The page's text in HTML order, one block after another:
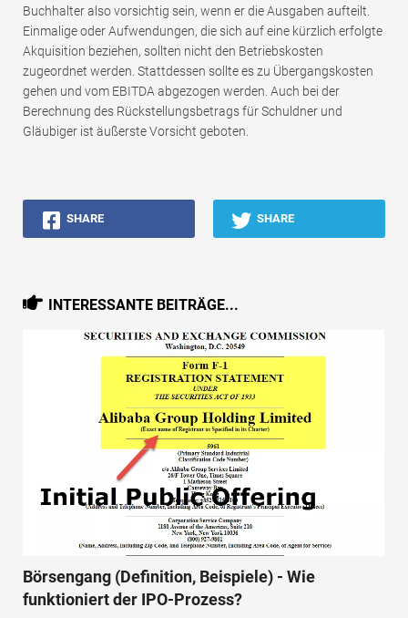
Buchhalter also vorsichtig sein, wenn er die Ausgaben aufteilt.
Einmalige oder Aufwendungen, die sich auf eine kürzlich erfolgte
Akquisition beziehen, sollten nicht den Betriebskosten
zugeordnet werden. Stattdessen sollte es zu Übergangskosten
gehen und vom EBITDA abgezogen werden. Auch bei der
Berechnung des Rückstellungsbetrags für Schuldner und
Gläubiger ist äußerste Vorsicht geboten.
SHARE SHARE
INTERESSANTE BEITRÄGE...
Börsengang (Definition, Beispiele) - Wie
funktioniert der IPO-Prozess?